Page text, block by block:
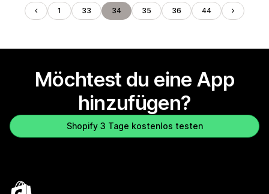
1 33 34 35 36 44
Möchtest du eine App
hinzufügen?
Shopify 3 Tage kostenlos testen